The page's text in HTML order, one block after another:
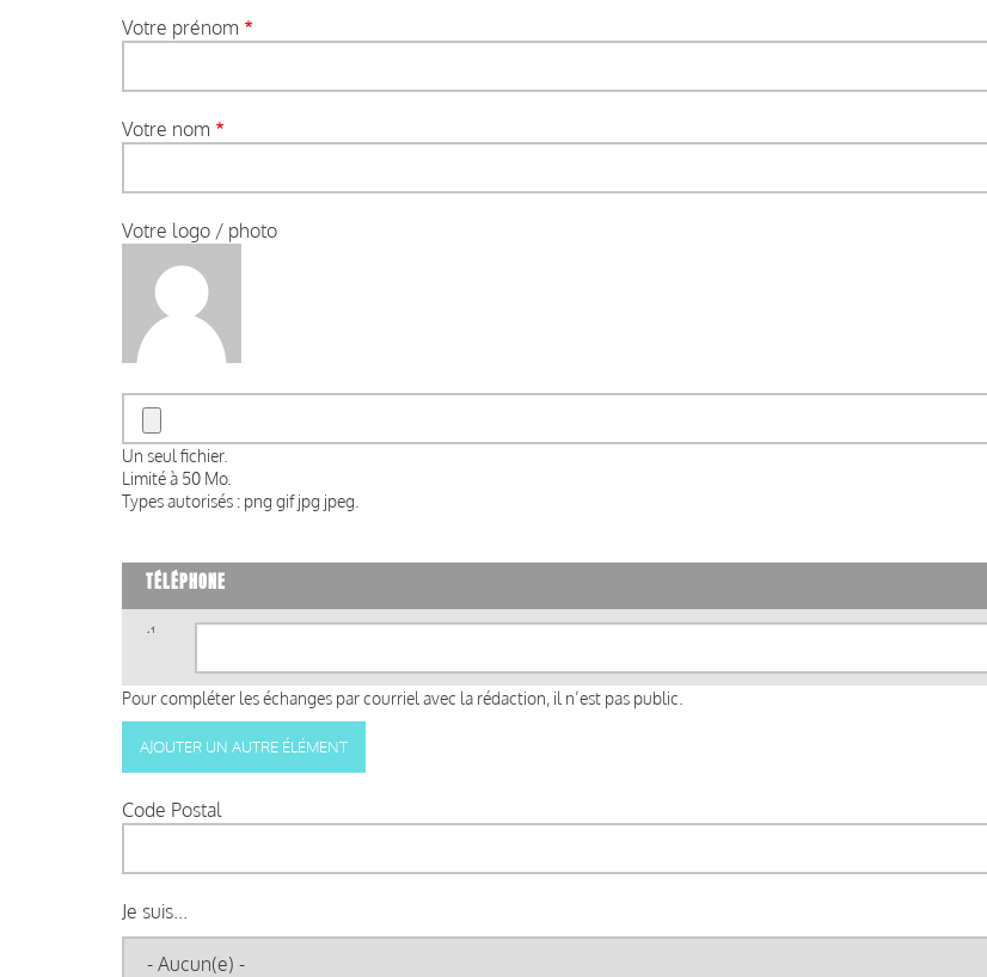
Votre prénom
Votre nom
Votre logo / photo
Un seul fichier.
Limité à 50 Mo.
Types autorisés : png gif jpg jpeg.
TÉLÉPHONE
1)
Pour compléter les échanges par courriel avec la rédaction, il n’est pas public.
Code Postal
Je suis...